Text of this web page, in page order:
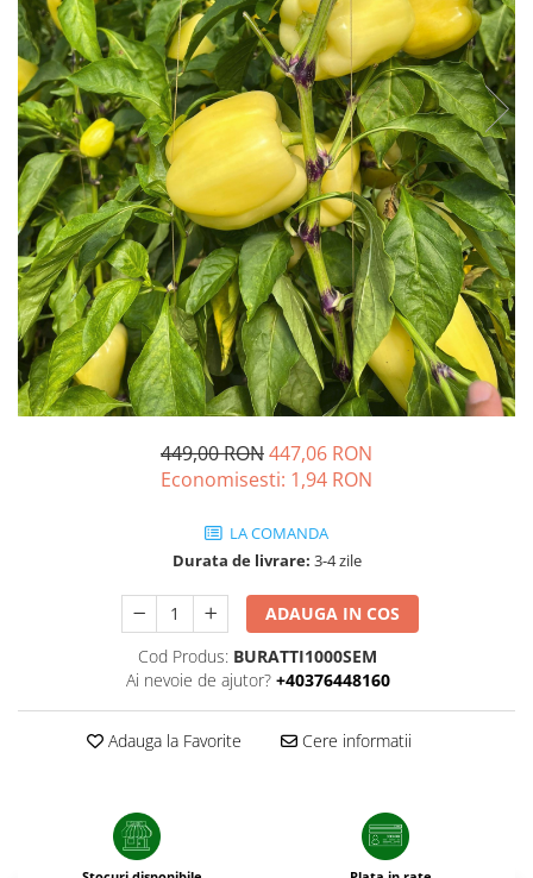
Ridichi
Salata
Spanac
Telina
Tomate
Varza
Vinete
fragute
gogosar
Gulii
leustean
449,00 RON447,06 RON
Economisesti: 1,94 RON
LA COMANDA
Durata de livrare: 3-4 zile
ADAUGA IN COS
Cod Produs: BURATTI1000SEM
Ai nevoie de ajutor? +40376448160
Adauga la Favorite Cere informatii